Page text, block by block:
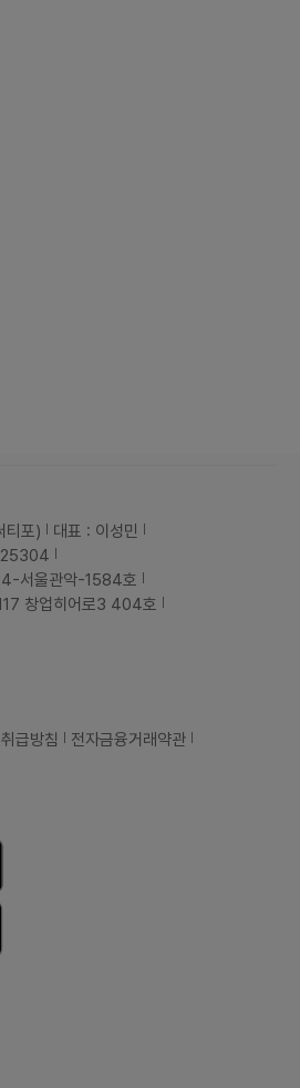
티포)
대표 : 이성민
25304
서울관악-1584호
창업히어로3 404호
급방침
전자금융거래약관